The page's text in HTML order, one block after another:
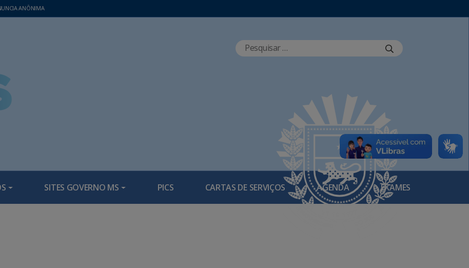
ANÔNIMA
SITES GOVERNO MS PICS CARTAS DE SERVIÇOS AGENDA EXAMES